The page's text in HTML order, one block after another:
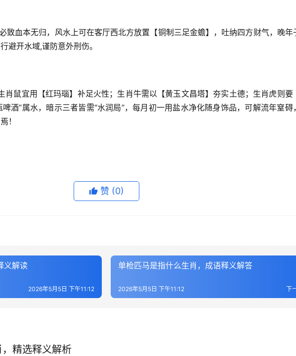
致血本无归，风水上可在客厅西北方放置【铜制三足金蟾】，吐纳四方财气，晚年
避开水域,谨防意外刑伤。
肖鼠宜用【红玛瑙】补足火性；生肖牛需以【黄玉文昌塔】夯实土德；生肖虎则要
酒”属水，暗示三者皆需“水润局”，每月初一用盐水净化随身饰品，可解流年窒碍
！
赞 (0)
义解读
2026年5月5日 下午11:12
单枪匹马是指什么生肖，成语释义解答
下
2026年5月5日 下午11:12
精选释义解析